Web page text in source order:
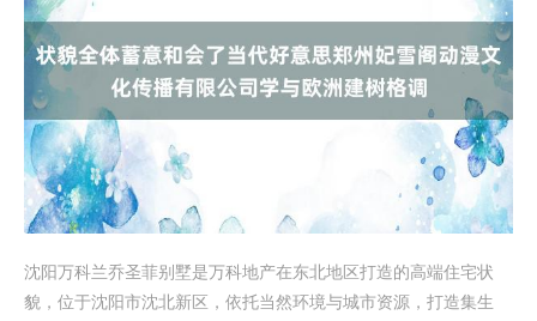
沈阳万科兰乔圣菲别墅是万科地产在东北地区打造的高端住宅状
貌，位于沈阳市沈北新区，依托当然环境与城市资源，打造集生